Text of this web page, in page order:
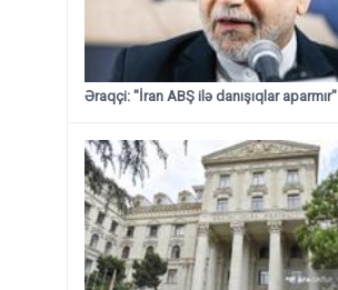
Əraqçi: "İran ABŞ ilə danışıqlar aparmır"